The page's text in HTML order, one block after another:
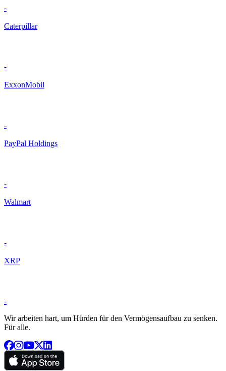
-
Caterpillar
-
ExxonMobil
-
PayPal Holdings
-
Walmart
-
XRP
-
Wir arbeiten hart, um Hürden für den Vermögensaufbau zu senken.
Für alle.